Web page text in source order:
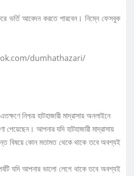
ভর্তি আবেদন করতে পারবেন। নিম্নে ফেসবুক
dumhathazari/
নিশ্চয় হাটহাজারী মাদ্রাসায় অনলাইনে
পেয়েছেন। আপনার যদি হাটহাজারী মাদ্রাসায়
বিষয়ে কোন মতামত থেকে থাকে তবে অবশ্যই
যদি আপনার ভালো লেগে থাকে তবে অবশ্যই